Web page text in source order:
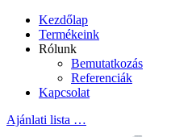
Kezdőlap
Termékeink
Rólunk
Bemutatkozás
Referenciák
Kapcsolat
Ajánlati lista …